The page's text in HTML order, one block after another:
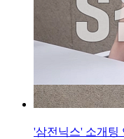
'삼전닉스' 소개팅